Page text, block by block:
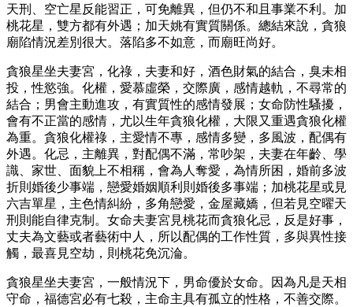
天刑、空亡星反能習正，可免離異，但仍不和且事業不利。加
桃花星，雙方都有外遇；加天姚有實質關係。總結來說，貪狼
廟陷情況差別很大。落陷多不如意，而廟旺尚好。
貪狼星坐夫妻宮，化祿，夫妻和好，酒色財氣的結合，臭未相
投，性慾強。化權，愛慕虛榮，交際廣，感情越軌，不尋常的
結合；男會主動進攻，有實質性的感情發展；女命防性騷擾，
會有不正當的感情，尤以生年貪狼化權，大限又重遇貪狼化權
為重。貪狼化權祿，主愛情不專，感情多變，多風波，配偶有
外遇。化忌，主離異，對配偶不滿，常吵架，夫妻在年齡、學
識、家世、面貌上不相稱，會為人奪愛，為情所困，婚前多波
折則婚後少事端，戀愛婚姻順利則婚後多事端；加桃花星或見
六吉單星，主色情糾紛，多角戀愛，金屋藏嬌，但若見空曜天
刑則能自律克制。女命夫妻宮見桃花而貪狼化忌，反是好事，
丈夫為文藝或者藝術中人，所以配偶的工作性質，多與異性接
觸，最喜見空劫，則桃花免沉淪。
貪狼星坐夫妻宮，一般情況下，男命優於女命。因為凡是天相
守命，福德宮必有七殺，主命主具有孤立的性格，不善交際。